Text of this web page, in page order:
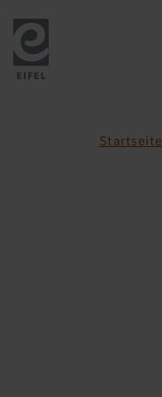
Zurück
zur
Startseite
Startseite